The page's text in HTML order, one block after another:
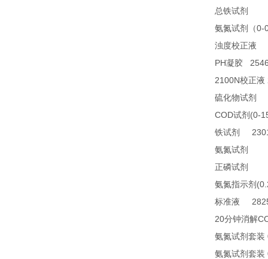
总铁试剂
氨氮试剂（0-
浊度校正液
PH凝胶
2100N校正液
硫化物试剂
COD试剂 (0-
铁试剂
氨氮试剂
正磷试剂
氨氮指示剂
标准液
20分钟消解
氨氮试剂套装
氨氮试剂套装